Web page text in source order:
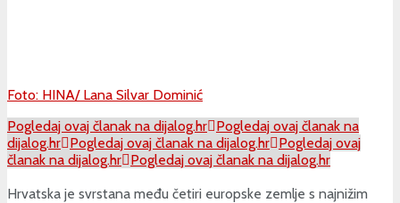
Foto: HINA/ Lana Silvar Dominić
Pogledaj ovaj članak na dijalog.hr Pogledaj ovaj članak na
dijalog.hr Pogledaj ovaj članak na dijalog.hr Pogledaj ovaj
članak na dijalog.hr Pogledaj ovaj članak na dijalog.hr
Hrvatska je svrstana među četiri europske zemlje s najnižim